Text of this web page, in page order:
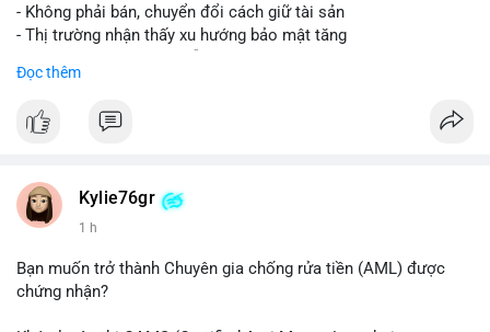
- Không phải bán, chuyển đổi cách giữ tài sản
- Thị trường nhận thấy xu hướng bảo mật tăng
#vlikevn #titanbot
Đọc thêm
Kylie76gr
1 h
Bạn muốn trở thành Chuyên gia chống rửa tiền (AML) được
chứng nhận?